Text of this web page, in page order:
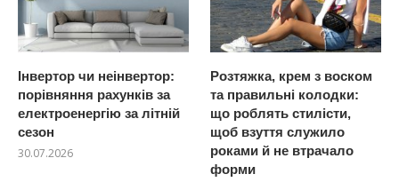
Інвертор чи неінвертор:
порівняння рахунків за
електроенергію за літній
сезон
30.07.2026
Розтяжка, крем з воском
та правильні колодки:
що роблять стилісти,
щоб взуття служило
роками й не втрачало
форми